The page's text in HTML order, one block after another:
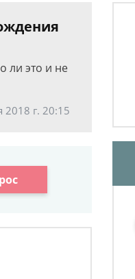
ли это и не
2018 г. 20:15